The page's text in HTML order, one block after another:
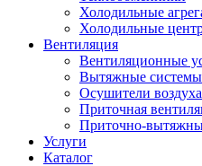
Холодильные
Холодильные
Вентиляция
Вентиляционные
Вытяжные
Осушители воздуха
Приточная
Приточно-
Услуги
Каталог